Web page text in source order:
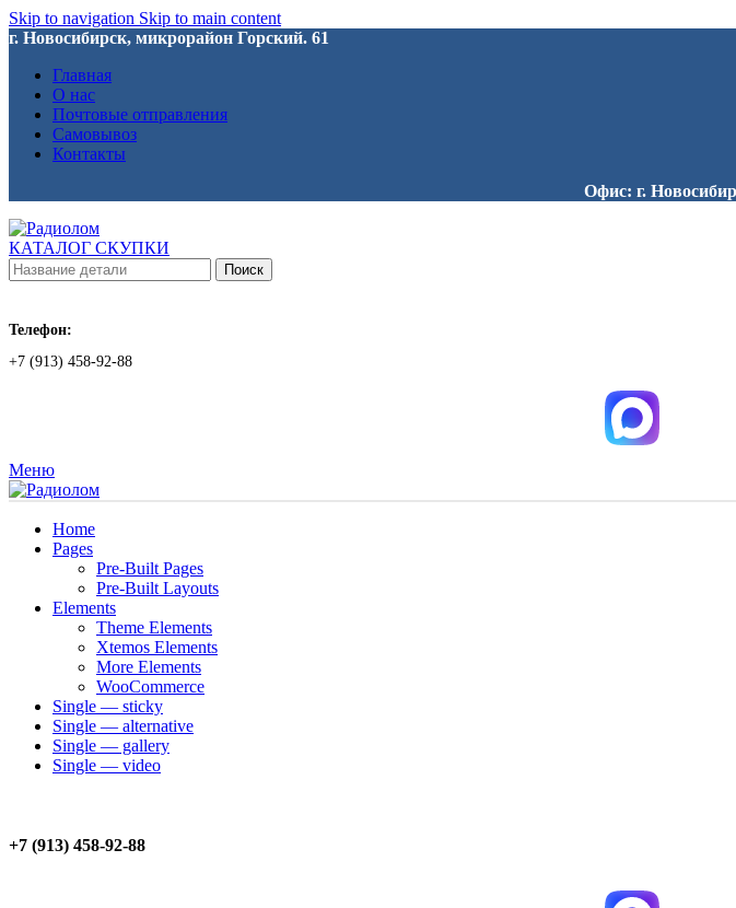
Skip to navigation Skip to main content
г. Новосибирск, микрорайон Горский. 61
Главная
О нас
Почтовые отправления
Самовывоз
Контакты
Офис: г.
КАТАЛОГ СКУПКИ
Поиск
Телефон:
+7 (913) 458-92-88
Меню
Home
Pages
Pre-Built Pages
Pre-Built Layouts
Elements
Theme Elements
Xtemos Elements
More Elements
WooCommerce
Single — sticky
Single — alternative
Single — gallery
Single — video
+7 (913) 458-92-88